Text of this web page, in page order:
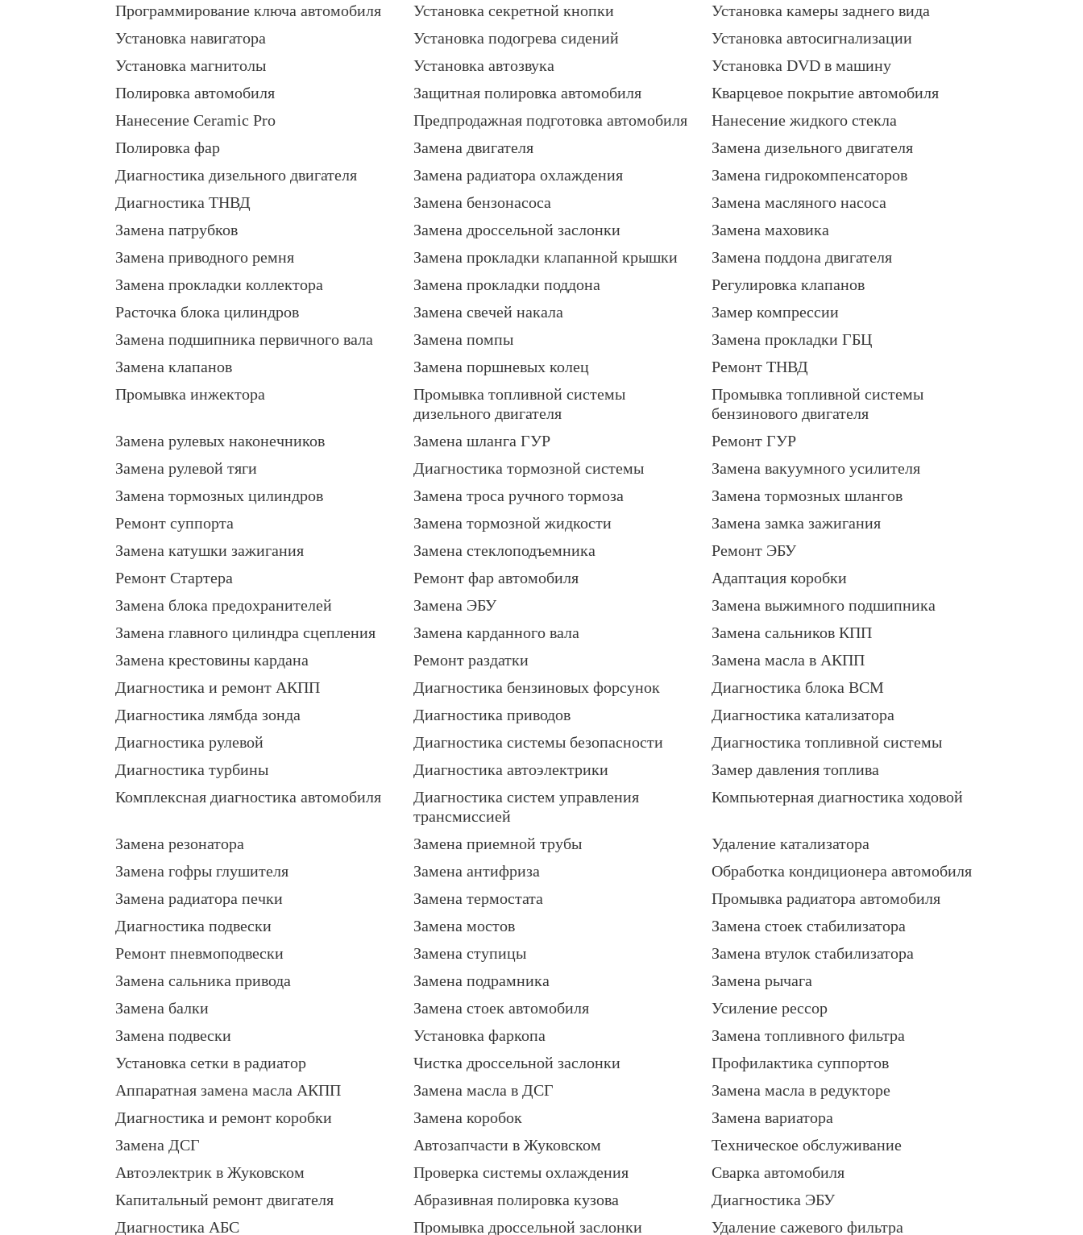
Программирование ключа автомобиля
Установка секретной кнопки
Установка камеры заднего вида
Установка навигатора
Установка подогрева сидений
Установка автосигнализации
Установка магнитолы
Установка автозвука
Установка DVD в машину
Полировка автомобиля
Защитная полировка автомобиля
Кварцевое покрытие автомобиля
Нанесение Ceramic Pro
Предпродажная подготовка автомобиля
Нанесение жидкого стекла
Полировка фар
Замена двигателя
Замена дизельного двигателя
Диагностика дизельного двигателя
Замена радиатора охлаждения
Замена гидрокомпенсаторов
Диагностика ТНВД
Замена бензонасоса
Замена масляного насоса
Замена патрубков
Замена дроссельной заслонки
Замена маховика
Замена приводного ремня
Замена прокладки клапанной крышки
Замена поддона двигателя
Замена прокладки коллектора
Замена прокладки поддона
Регулировка клапанов
Расточка блока цилиндров
Замена свечей накала
Замер компрессии
Замена подшипника первичного вала
Замена помпы
Замена прокладки ГБЦ
Замена клапанов
Замена поршневых колец
Ремонт ТНВД
Промывка инжектора
Промывка топливной системы
дизельного двигателя
Промывка топливной системы
бензинового двигателя
Замена рулевых наконечников
Замена шланга ГУР
Ремонт ГУР
Замена рулевой тяги
Диагностика тормозной системы
Замена вакуумного усилителя
Замена тормозных цилиндров
Замена троса ручного тормоза
Замена тормозных шлангов
Ремонт суппорта
Замена тормозной жидкости
Замена замка зажигания
Замена катушки зажигания
Замена стеклоподъемника
Ремонт ЭБУ
Ремонт Стартера
Ремонт фар автомобиля
Адаптация коробки
Замена блока предохранителей
Замена ЭБУ
Замена выжимного подшипника
Замена главного цилиндра сцепления
Замена карданного вала
Замена сальников КПП
Замена крестовины кардана
Ремонт раздатки
Замена масла в АКПП
Диагностика и ремонт АКПП
Диагностика бензиновых форсунок
Диагностика блока BCM
Диагностика лямбда зонда
Диагностика приводов
Диагностика катализатора
Диагностика рулевой
Диагностика системы безопасности
Диагностика топливной системы
Диагностика турбины
Диагностика автоэлектрики
Замер давления топлива
Комплексная диагностика автомобиля
Диагностика систем управления
трансмиссией
Компьютерная диагностика ходовой
Замена резонатора Замена приемной трубы
Удаление катализатора
Замена гофры глушителя
Замена антифриза
Обработка кондиционера автомобиля
Замена радиатора печки
Замена термостата
Промывка радиатора автомобиля
Диагностика подвески
Замена мостов
Замена стоек стабилизатора
Ремонт пневмоподвески
Замена ступицы
Замена втулок стабилизатора
Замена сальника привода
Замена подрамника
Замена рычага
Замена балки
Замена стоек автомобиля
Усиление рессор
Замена подвески
Установка фаркопа
Замена топливного фильтра
Установка сетки в радиатор
Чистка дроссельной заслонки
Профилактика суппортов
Аппаратная замена масла АКПП
Замена масла в ДСГ
Замена масла в редукторе
Диагностика и ремонт коробки
Замена коробок
Замена вариатора
Замена ДСГ
Автозапчасти в Жуковском
Техническое обслуживание
Автоэлектрик в Жуковском
Проверка системы охлаждения
Сварка автомобиля
Капитальный ремонт двигателя
Абразивная полировка кузова
Диагностика ЭБУ
Диагностика АБС
Промывка дроссельной заслонки Удаление сажевого фильтра